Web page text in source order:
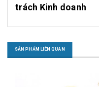
trách Kinh doanh
SẢN PHẨM LIÊN QUAN